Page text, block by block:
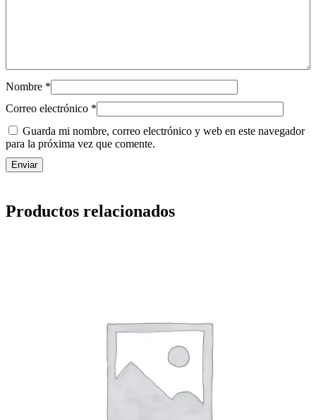
Nombre *
Correo electrónico *
Guarda mi nombre, correo electrónico y web en este navegador
para la próxima vez que comente.
Productos relacionados